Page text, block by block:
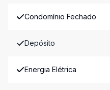
Condomínio Fechado
Depósito
Energia Elétrica